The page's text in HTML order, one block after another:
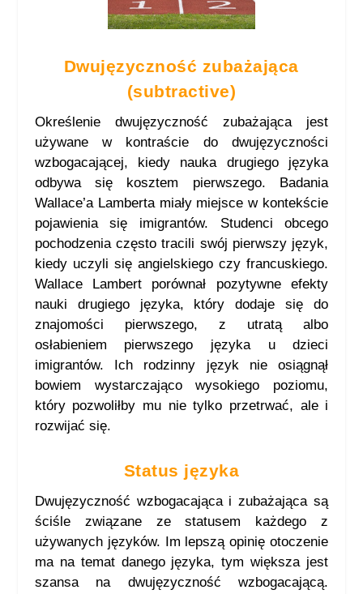
Dwujęzyczność zubażająca
(subtractive)
Określenie dwujęzyczność zubażająca jest
używane w kontraście do dwujęzyczności
wzbogacającej, kiedy nauka drugiego języka
odbywa się kosztem pierwszego. Badania
Wallace’a Lamberta miały miejsce w kontekście
pojawienia się imigrantów. Studenci obcego
pochodzenia często tracili swój pierwszy język,
kiedy uczyli się angielskiego czy francuskiego.
Wallace Lambert porównał pozytywne efekty
nauki drugiego języka, który dodaje się do
znajomości pierwszego, z utratą albo
osłabieniem pierwszego języka u dzieci
imigrantów. Ich rodzinny język nie osiągnął
bowiem wystarczająco wysokiego poziomu,
który pozwoliłby mu nie tylko przetrwać, ale i
rozwijać się.
Status języka
Dwujęzyczność wzbogacająca i zubażająca są
ściśle związane ze statusem każdego z
używanych języków. Im lepszą opinię otoczenie
ma na temat danego języka, tym większa jest
szansa na dwujęzyczność wzbogacającą.